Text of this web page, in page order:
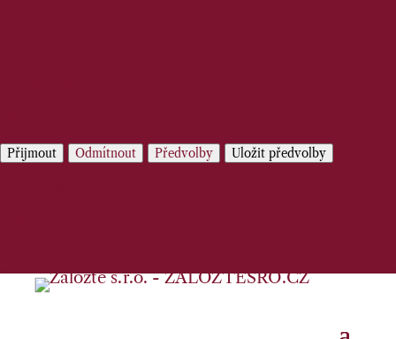
Přijmout Odmítnout Předvolby Uložit předvolby